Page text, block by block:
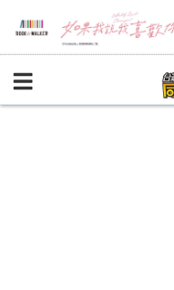
BOOKY書集倉